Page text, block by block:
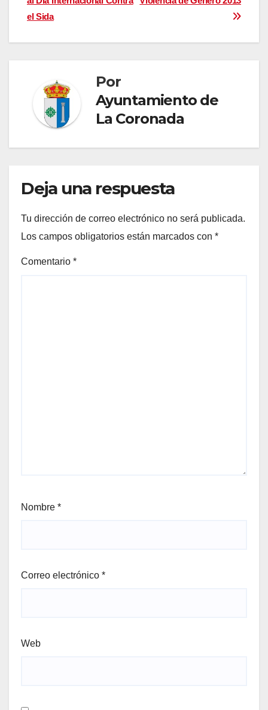
de
entradas
el Sida
Por
Ayuntamiento de
La Coronada
Deja una respuesta
Tu dirección de correo electrónico no será publicada.
Los campos obligatorios están marcados con *
Comentario *
Nombre *
Correo electrónico *
Web